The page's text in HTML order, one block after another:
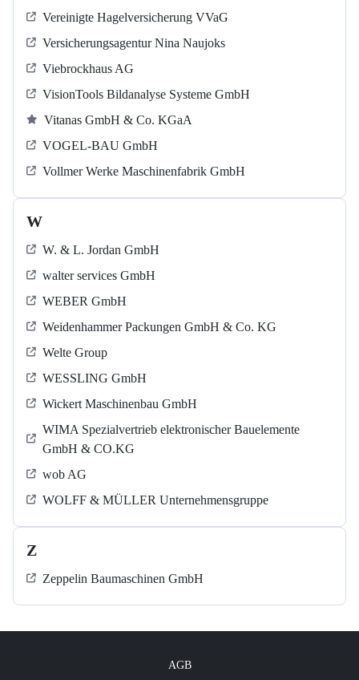
Vereinigte Hagelversicherung VVaG
Versicherungsagentur Nina Naujoks
Viebrockhaus AG
VisionTools Bildanalyse Systeme GmbH
Vitanas GmbH & Co. KGaA
VOGEL-BAU GmbH
Vollmer Werke Maschinenfabrik GmbH
W
W. & L. Jordan GmbH
walter services GmbH
WEBER GmbH
Weidenhammer Packungen GmbH & Co. KG
Welte Group
WESSLING GmbH
Wickert Maschinenbau GmbH
WIMA Spezialvertrieb elektronischer Bauelemente
GmbH & CO.KG
wob AG
WOLFF & MÜLLER Unternehmensgruppe
Z
Zeppelin Baumaschinen GmbH
AGB